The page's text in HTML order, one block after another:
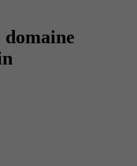
domaine